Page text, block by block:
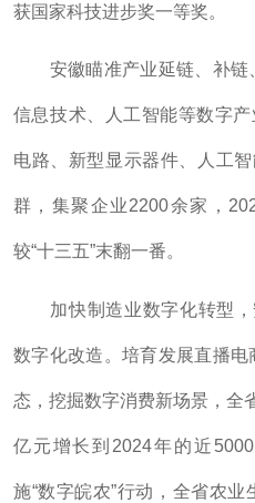
获国家科技进步奖一等奖。
安徽瞄准产业延链、补链
信息技术、人工智能等数字
电路、新型显示器件、人工
群，集聚企业2200余家，
较“十三五”末翻一番。
加快制造业数字化转型，
数字化改造。培育发展直播
态，挖掘数字消费新场景，全
亿元增长到2024年的近
施“数字皖农”行动，全省农业